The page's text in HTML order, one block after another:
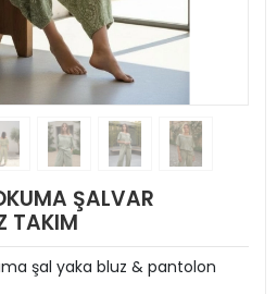
ŞALVAR
TAKIM
şal yaka bluz & pantolon